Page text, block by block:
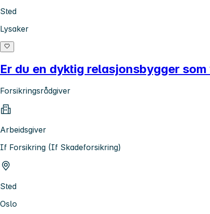
Sted
Lysaker
Er du en dyktig relasjonsbygger
Forsikringsrådgiver
Arbeidsgiver
If Forsikring (If Skadeforsikring)
Sted
Oslo